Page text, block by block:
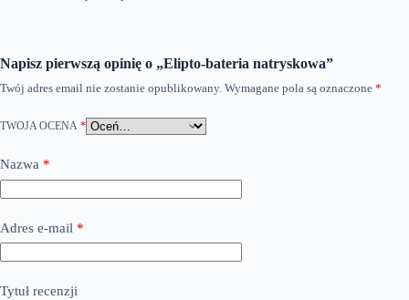
Napisz pierwszą opinię o „Elipto-bateria natryskowa”
Twój adres email nie zostanie opublikowany. Wymagane pola są oznaczone *
TWOJA OCENA *
Nazwa *
Adres e-mail *
Tytuł recenzji